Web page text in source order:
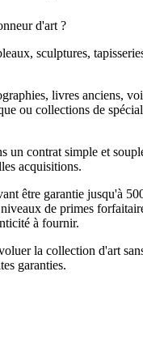
d'art ?
sculptures,
livres anciens,
ou collections de
un contrat simple et
acquisitions.
être garantie jusqu'à
de primes
à fournir.
la collection d'art
garanties.